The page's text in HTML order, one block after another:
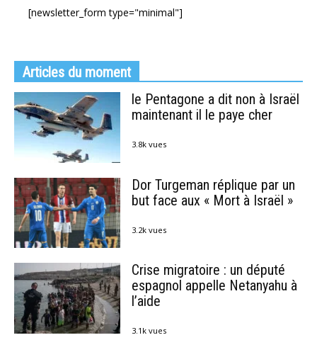
[newsletter_form type="minimal"]
Articles du moment
le Pentagone a dit non à Israël
maintenant il le paye cher
3.8k vues
Dor Turgeman réplique par un
but face aux « Mort à Israël »
3.2k vues
Crise migratoire : un député
espagnol appelle Netanyahu à
l’aide
3.1k vues